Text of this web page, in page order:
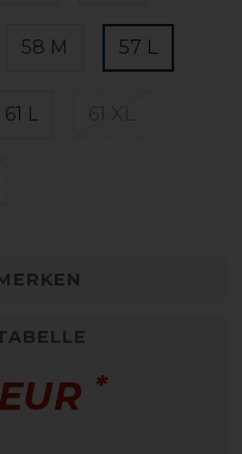
58 M 57 L
61 L
*